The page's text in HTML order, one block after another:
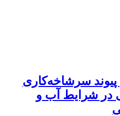
پیوند سرشاخه‌کاری
در شرایط آب و